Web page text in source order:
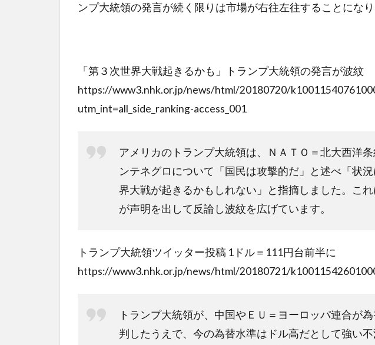
ンプ大統領の発言が続く限りは市場が右往左往することになり
「第３次世界大戦起きるかも」トランプ大統領の発言が波紋
https://www3.nhk.or.jp/news/html/20180720/
utm_int=all_side_ranking-access_001
アメリカのトランプ大統領は、ＮＡＴＯ＝北大西洋
ンテネグロについて「国民は攻撃的だ」と述べ「状
界大戦が起きるかもしれない」と指摘しました。こ
が声明を出して反論し波紋を広げています。
トランプ大統領ツイッター投稿 1ドル＝111円台前半に
https://www3.nhk.or.jp/news/html/20180721/
トランプ大統領が、中国やＥＵ＝ヨーロッパ連合が
判したうえで、今の為替水準はドル高だとして強い